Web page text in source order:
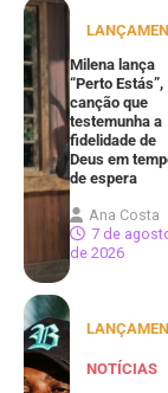
Milena lança
“Perto Estás”,
canção que
testemunha a
fidelidade de
Deus em
de espera
Ana Costa
7 de
de 2026
NOTÍCIAS